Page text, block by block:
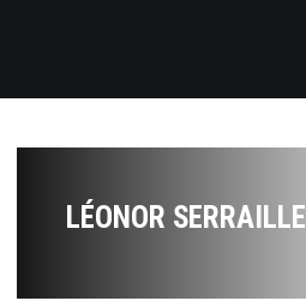
LÉONOR SERRAILLE